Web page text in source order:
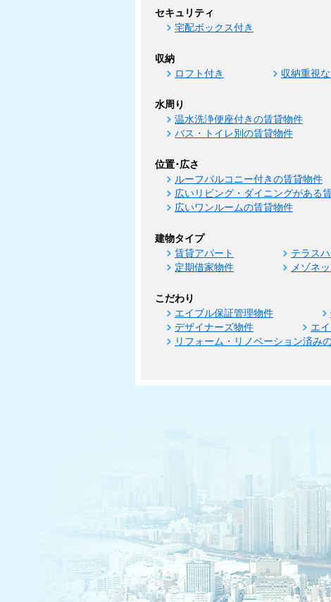
セキュリティ
宅配ボックス付き
収納
ロフト付き 収納重視
水周り
温水洗浄便座付きの賃貸物件
バス・トイレ別の賃貸物件
位置･広さ
ルーフバルコニー付きの賃貸物件
広いリビング・ダイニングがある
広いワンルームの賃貸物件
建物タイプ
賃貸アパート テラス
定期借家物件
メゾネッ
こだわり
エイブル保証管理物件
デザイナーズ物件
エ
リフォーム・リノベーション済み